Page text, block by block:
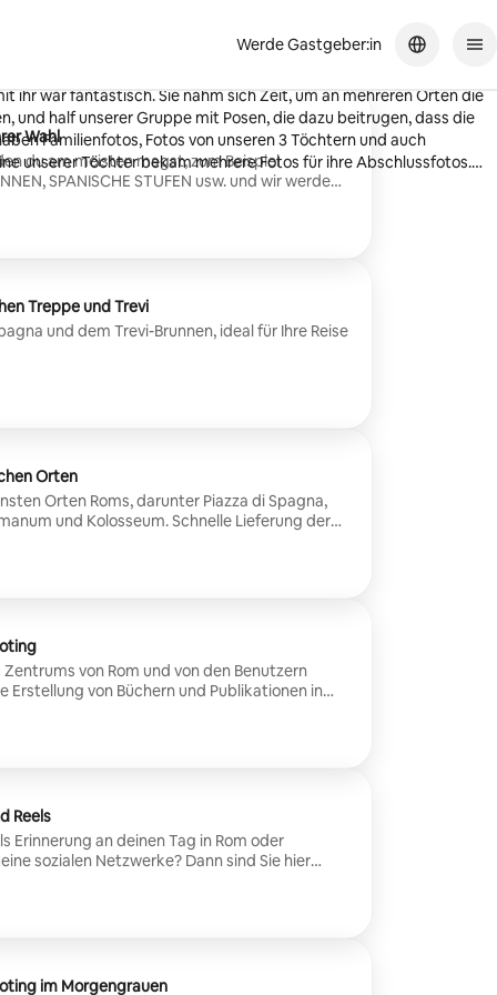
Werde Gastgeber:in
Wahl
du am meisten magst, zum Beispiel
SPANISCHE STUFEN usw. und wir werden
Treppe und Trevi
und dem Trevi-Brunnen, ideal für Ihre Reise
Orten
Orten Roms, darunter Piazza di Spagna,
und Kolosseum. Schnelle Lieferung der
inklusive.
von Rom und von den Benutzern
Reels
Erinnerung an deinen Tag in Rom oder
Netzwerke? Dann sind Sie hier
die Posen bis hin zu den Locations. das
im Morgengrauen
Fotografin in Rom bist. Hören Sie auf zu suchen und buchen Sie
und half unserer Gruppe mit Posen, die dazu beitrugen, dass die
Familienfotos, Fotos von unseren 3 Töchtern und auch
unserer Töchter bekam mehrere Fotos für ihre Abschlussfotos.
Qualität der Fotos ist fantastisch! Die Fotos wurden schnell
damit, wie sie geworden sind!